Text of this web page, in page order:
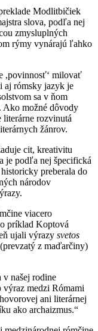
Modlitbičiek
slova, podľa nej
zmysluplných
rýmy vynárajú ľahko
,povinnosť‘ milovať
aj rómsky jazyk je
sa v ňom
Ako možné dôvody
rozvinutá
žánrov.
cit, kreativitu
je podľa nej špecifická
preberala do
národov
viacero
príklad Koptová
ujali výrazy svetos
(prevzatý z maďarčiny)
v našej rodine
výraz medzi Rómami
ani literárnej
ako archaizmus.“